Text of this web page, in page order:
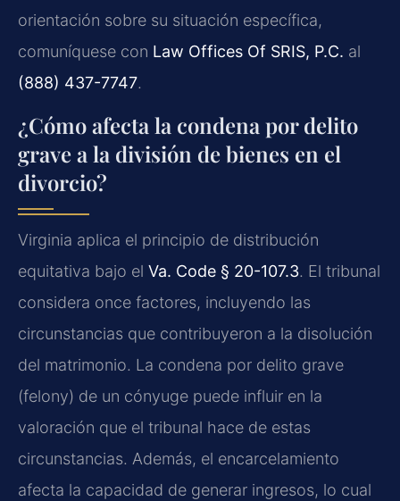
orientación sobre su situación específica,
comuníquese con Law Offices Of SRIS, P.C. al
(888) 437-7747.
¿Cómo afecta la condena por delito
grave a la división de bienes en el
divorcio?
Virginia aplica el principio de distribución
equitativa bajo el Va. Code § 20-107.3. El tribunal
considera once factores, incluyendo las
circunstancias que contribuyeron a la disolución
del matrimonio. La condena por delito grave
(felony) de un cónyuge puede influir en la
valoración que el tribunal hace de estas
circunstancias. Además, el encarcelamiento
afecta la capacidad de generar ingresos, lo cual